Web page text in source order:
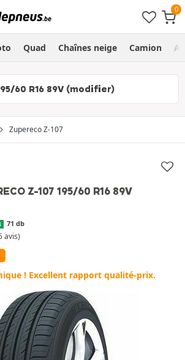
Quad Chaînes neige Camion
60 R16 89V (modifier)
Zupereco Z-107
Z-107 195/60 R16 89V
71 db
avis)
! Excellent rapport qualité-prix.